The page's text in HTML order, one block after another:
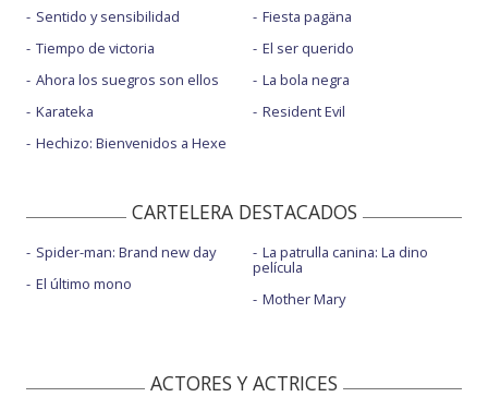
Sentido y sensibilidad
Tiempo de victoria
Ahora los suegros son ellos
Karateka
Hechizo: Bienvenidos a Hexe
Fiesta pagäna
El ser querido
La bola negra
Resident Evil
CARTELERA DESTACADOS
Spider-man: Brand new day
El último mono
La patrulla canina: La dino
película
Mother Mary
ACTORES Y ACTRICES